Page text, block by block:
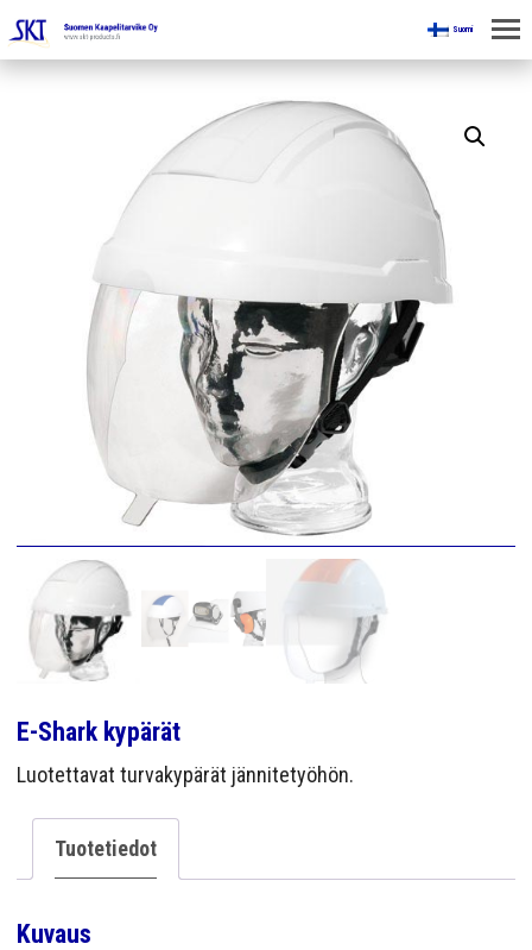
Suomi
KAIVOKSILLE
TUOTTEET
KAIKKI OSASTOT
KAAPELINKÄSITTELYLAITTEET
JÄNNITETYÖLINJAVARUSTEET
KAIVOSTEOLLISUUDEN LAITTEET
ESITTEET
YRITYS
YHTEYS
E-Shark kypärät
Luotettavat turvakypärät jännitetyöhön.
Tuotetiedot
Kuvaus